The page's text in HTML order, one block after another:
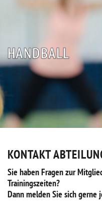
HANDBALL
KONTAKT
Sie haben Fragen zur
Trainingszeiten?
Dann melden Sie sich gerne